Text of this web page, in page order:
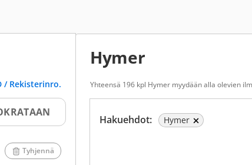
/ Rekisterinro.
Tyhjennä
Hymer
Yhteensä 196 kpl Hymer myydään alla olevien
Hakuehdot: Hymer